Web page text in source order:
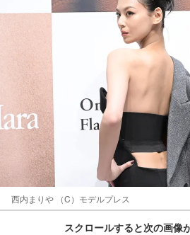
西内まりや （C）モデルプレス
スクロールすると次の画像